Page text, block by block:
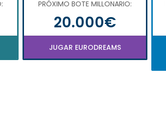
PRÓXIMO BOTE MILLONARIO:
20.000€
JUGAR EURODREAMS